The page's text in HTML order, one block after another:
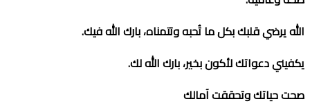
الله يرضي قلبك بكل ما تُحبه وتتمناه، بارك الله فيك.
يكفيني دعواتك لأكون بخير، بارك الله لك.
صحت حياتك وتحققت آمالك